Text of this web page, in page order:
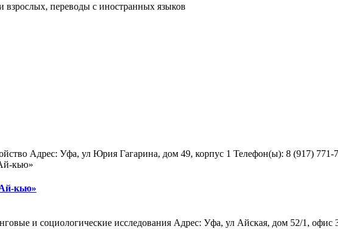
взрослых, переводы с иностранных языков
Адрес: Уфа, ул Юрия Гагарина, дом 49, корпус 1 Телефон(ы): 8 (917) 771-
кью»
и социологические исследования Адрес: Уфа, ул Айская, дом 52/1, офис